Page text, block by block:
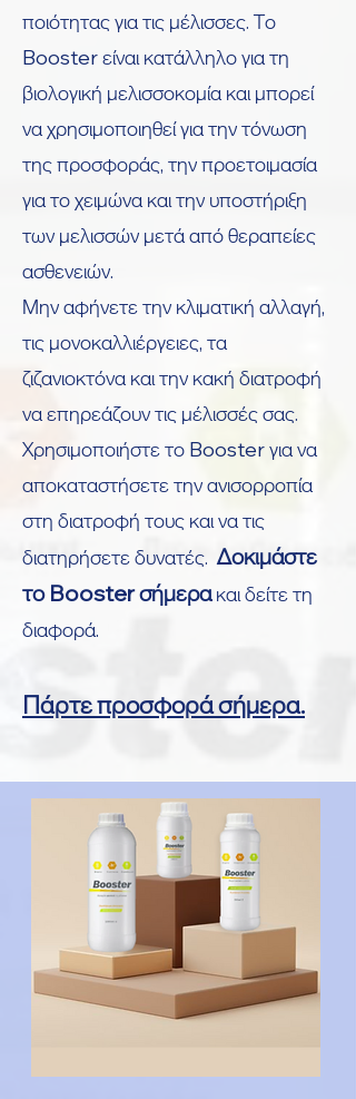
ποιότητας για τις μέλισσες. Το
Booster είναι κατάλληλο για τη
βιολογική μελισσοκομία και μπορεί
να χρησιμοποιηθεί για την τόνωση
της προσφοράς, την προετοιμασία
για το χειμώνα και την υποστήριξη
των μελισσών μετά από θεραπείες
ασθενειών.
Μην αφήνετε την κλιματική αλλαγή,
τις μονοκαλλιέργειες, τα
ζιζανιοκτόνα και την κακή διατροφή
να επηρεάζουν τις μέλισσές σας.
Χρησιμοποιήστε το Booster για να
αποκαταστήσετε την ανισορροπία
στη διατροφή τους και να τις
διατηρήσετε δυνατές.Δοκιμάστε
το Booster σήμερακαι δείτε τη
διαφορά.
Πάρτε προσφορά σήμερα.